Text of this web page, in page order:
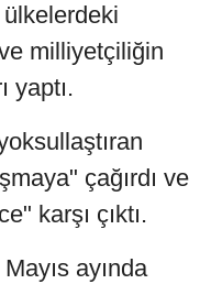
milliyetçiliğin
yaptı.
çağırdı ve
karşı çıktı.
ayında